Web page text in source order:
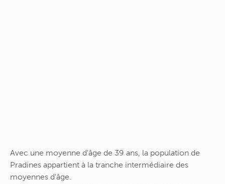
Avec une moyenne d'âge de 39 ans, la population de
Pradines appartient à la tranche intermédiaire des
moyennes d'âge.